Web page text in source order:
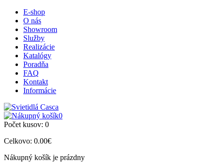
E-shop
O nás
Showroom
Služby
Realizácie
Katalógy
Poradňa
FAQ
Kontakt
Informácie
0
Počet kusov: 0
Celkovo: 0.00€
Nákupný košík je prázdny